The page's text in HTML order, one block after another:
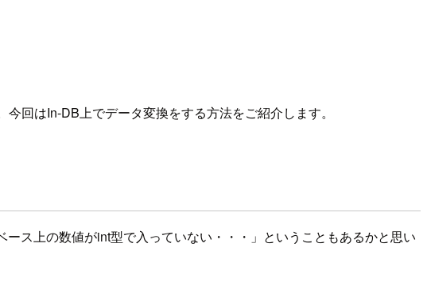
回はIn-DB上でデータ変換をする方法をご紹介します。
ス上の数値がint型で入っていない・・・」ということもあるかと思い